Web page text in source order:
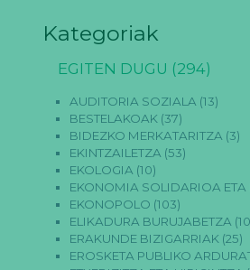
Kategoriak
EGITEN DUGU (294)
AUDITORIA SOZIALA (13)
BESTELAKOAK (37)
BIDEZKO MERKATARITZA (3)
EKINTZAILETZA (53)
EKOLOGIA (10)
EKONOMIA SOLIDARIOA ETA
EKONOPOLO (103)
ELIKADURA BURUJABETZA
ERAKUNDE BIZIGARRIAK (25)
EROSKETA PUBLIKO